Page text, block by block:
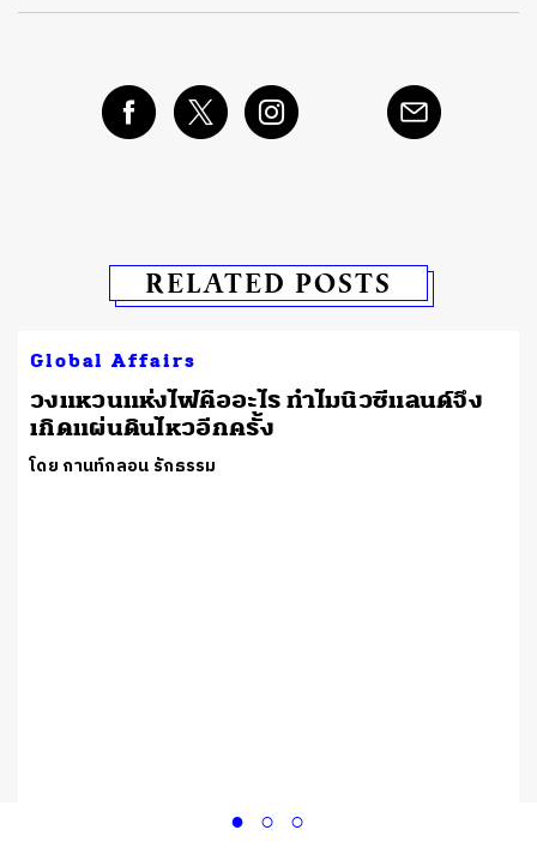
RELATED POSTS
Global Affairs
วงแหวนแห่งไฟคืออะไร ทำไมนิวซีแลนด์จึง
เกิดแผ่นดินไหวอีกครั้ง
โดย กานท์กลอน รักธรรม